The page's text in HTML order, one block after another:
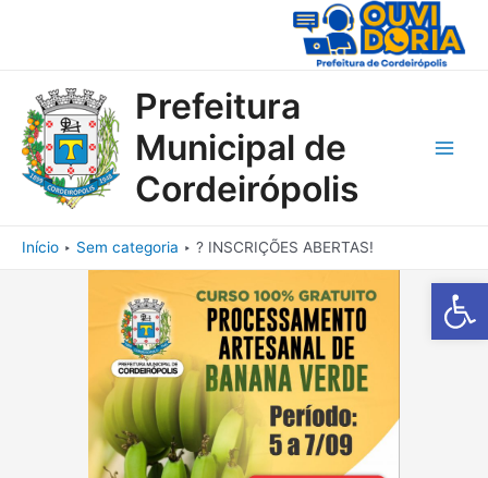
Barra de
Prefeitura
Municipal de
Cordeirópolis
Início Sem categoria ? INSCRIÇÕES ABERTAS!